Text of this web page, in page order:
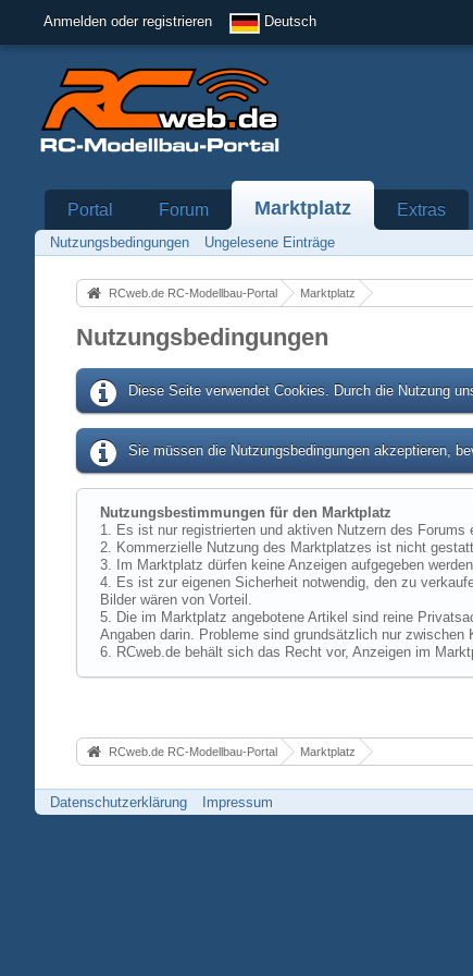
Anmelden oder registrieren Deutsch
Portal Forum Marktplatz Extras
Nutzungsbedingungen Ungelesene Einträge
RCweb.de RC-Modellbau-Portal Marktplatz
Nutzungsbedingungen
Diese Seite verwendet Cookies. Durch die Nutzung
Sie müssen die Nutzungsbedingungen akzeptieren,
Nutzungsbestimmungen für den Marktplatz
1. Es ist nur registrierten und aktiven Nutzern des
2. Kommerzielle Nutzung des Marktplatzes ist nicht
3. Im Marktplatz dürfen keine Anzeigen aufgegeben
4. Es ist zur eigenen Sicherheit notwendig, den zu
Bilder wären von Vorteil.
5. Die im Marktplatz angebotene Artikel sind reine
Angaben darin. Probleme sind grundsätzlich nur zwischen
6. RCweb.de behält sich das Recht vor, Anzeigen im
RCweb.de RC-Modellbau-Portal Marktplatz
Datenschutzerklärung Impressum